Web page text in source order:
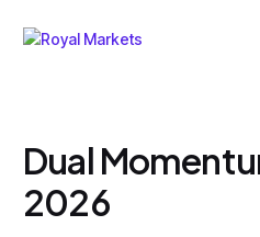
Dual
2026
Inicio
Nosotros